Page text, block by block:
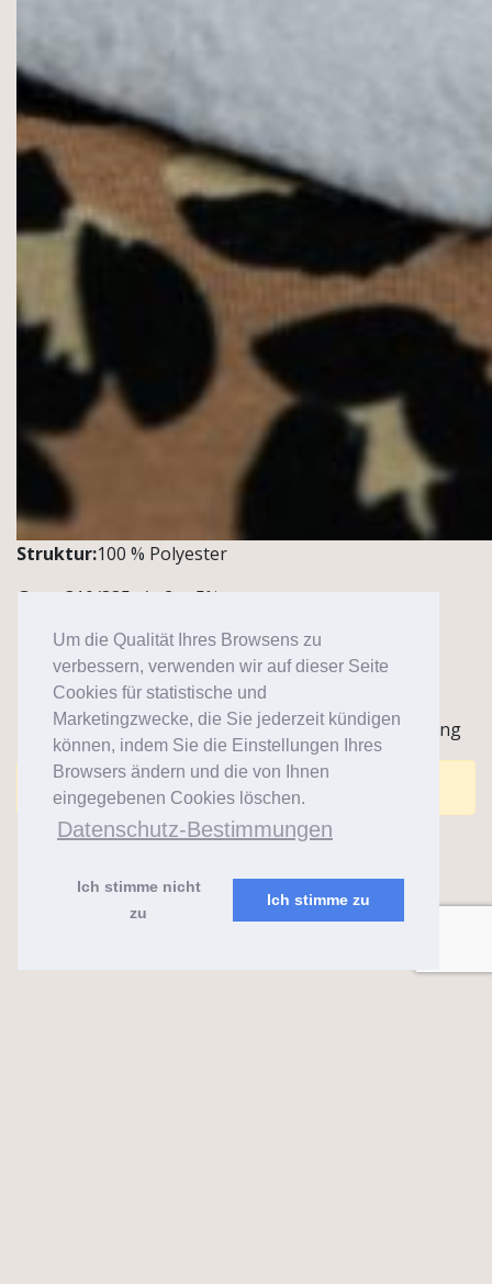
Um die Qualität Ihres Browsens zu
verbessern, verwenden wir auf dieser Seite
Cookies für statistische und
Marketingzwecke, die Sie jederzeit kündigen
können, indem Sie die Einstellungen Ihres
Browsers ändern und die von Ihnen
eingegebenen Cookies löschen.
Datenschutz-Bestimmungen
Ich stimme nicht
zu
Ich stimme zu
Struktur:100 % Polyester
Gsm:
310/335g/m2 +-5%
Breite:150 cm /+,-5%
Menge:1 Rolle~60 m
Hinweise / Anwendung: Jacken, Outdoor-Bekleidung
Comments are closed for this post.